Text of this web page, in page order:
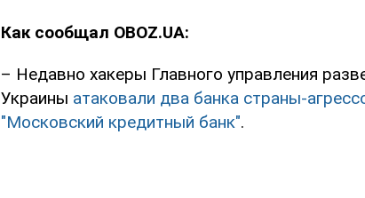
Как сообщал OBOZ.UA:
– Недавно хакеры Главного управления
Украины атаковали два банка страны-
"Московский кредитный банк".